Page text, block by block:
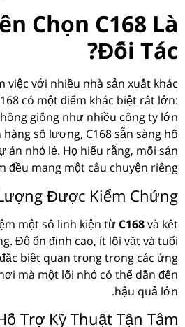
Chọn C168 Là
Đối Tác?
việc với nhiều nhà sản xuất khác
có một điểm khác biệt rất lớn:
giống như nhiều công ty lớn
số lượng, C168 sẵn sàng hỗ
án nhỏ lẻ. Họ hiểu rằng, mỗi sản
đều mang một câu chuyện riêng.
Được Kiểm Chứng
một số linh kiện từ C168và kết
Độ ổn định cao, ít lỗi vặt và tuổi
biệt quan trọng trong các ứng
mà một lỗi nhỏ có thể dẫn đến
hậu quả lớn.
Trợ Kỹ Thuật Tận Tâm